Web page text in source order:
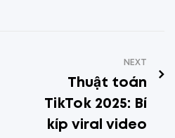
NEXT
Thuật toán
TikTok 2025: Bí
kíp viral video